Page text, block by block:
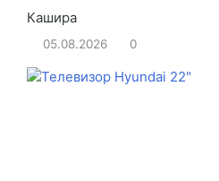
Кашира
05.08.2026 0